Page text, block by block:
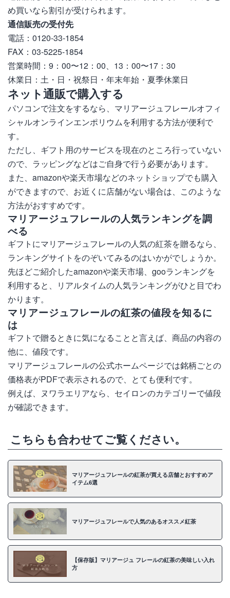
め買いなら割引が受けられます。
通信販売の受付先
電話：0120-33-1854
FAX：03-5225-1854
営業時間：9：00〜12：00、13：00〜17：30
休業日：土・日・祝祭日・年末年始・夏季休業日
ネット通販で購入する
パソコンで注文をするなら、マリアージュフレールオフィ
シャルオンラインエンポリウムを利用する方法が便利で
す。
ただし、ギフト用のサービスを現在のところ行っていない
ので、ラッピングなどはご自身で行う必要があります。
また、amazonや楽天市場などのネットショップでも購入
ができますので、お近くに店舗がない場合は、このような
方法がおすすめです。
マリアージュフレールの人気ランキングを調
べる
ギフトにマリアージュフレールの人気の紅茶を贈るなら、
ランキングサイトをのぞいてみるのはいかがでしょうか。
先ほどご紹介したamazonや楽天市場、gooランキングを
利用すると、リアルタイムの人気ランキングがひと目でわ
かります。
マリアージュフレールの紅茶の値段を知るに
は
ギフトで贈るときに気になることと言えば、商品の内容の
他に、値段です。
マリアージュフレールの公式ホームページでは銘柄ごとの
価格表がPDFで表示されるので、とても便利です。
例えば、ヌワラエリアなら、セイロンのカテゴリーで値段
が確認できます。
こちらも合わせてご覧ください。
マリアージュフレールの紅茶が買える店舗とおすすめア
イテム6選
マリアージュフレールで人気のあるオススメ紅茶
【保存版】マリアージュ フレールの紅茶の美味しい入れ
方